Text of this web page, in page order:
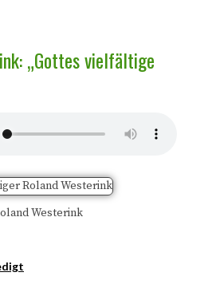
„Gottes vielfältige
Westerink